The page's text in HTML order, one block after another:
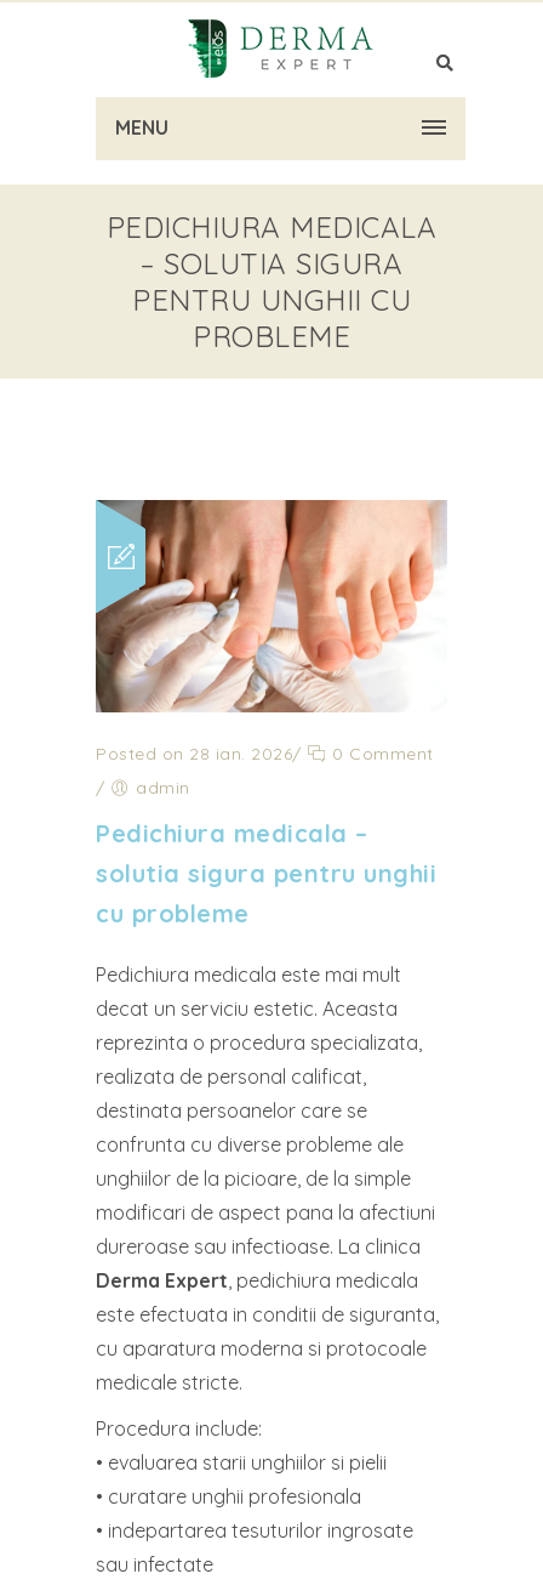
MENU
PEDICHIURA MEDICALA
– SOLUTIA SIGURA
PENTRU UNGHII CU
PROBLEME
Posted on 28 ian. 2026/
0 Comment
/
admin
Pedichiura medicala –
solutia sigura pentru unghii
cu probleme
Pedichiura medicala este mai mult
decat un serviciu estetic. Aceasta
reprezinta o procedura specializata,
realizata de personal calificat,
destinata persoanelor care se
confrunta cu diverse probleme ale
unghiilor de la picioare, de la simple
modificari de aspect pana la afectiuni
dureroase sau infectioase. La clinica
Derma Expert, pedichiura medicala
este efectuata in conditii de siguranta,
cu aparatura moderna si protocoale
medicale stricte.
Procedura include:
• evaluarea starii unghiilor si pielii
• curatare unghii profesionala
• indepartarea tesuturilor ingrosate
sau infectate